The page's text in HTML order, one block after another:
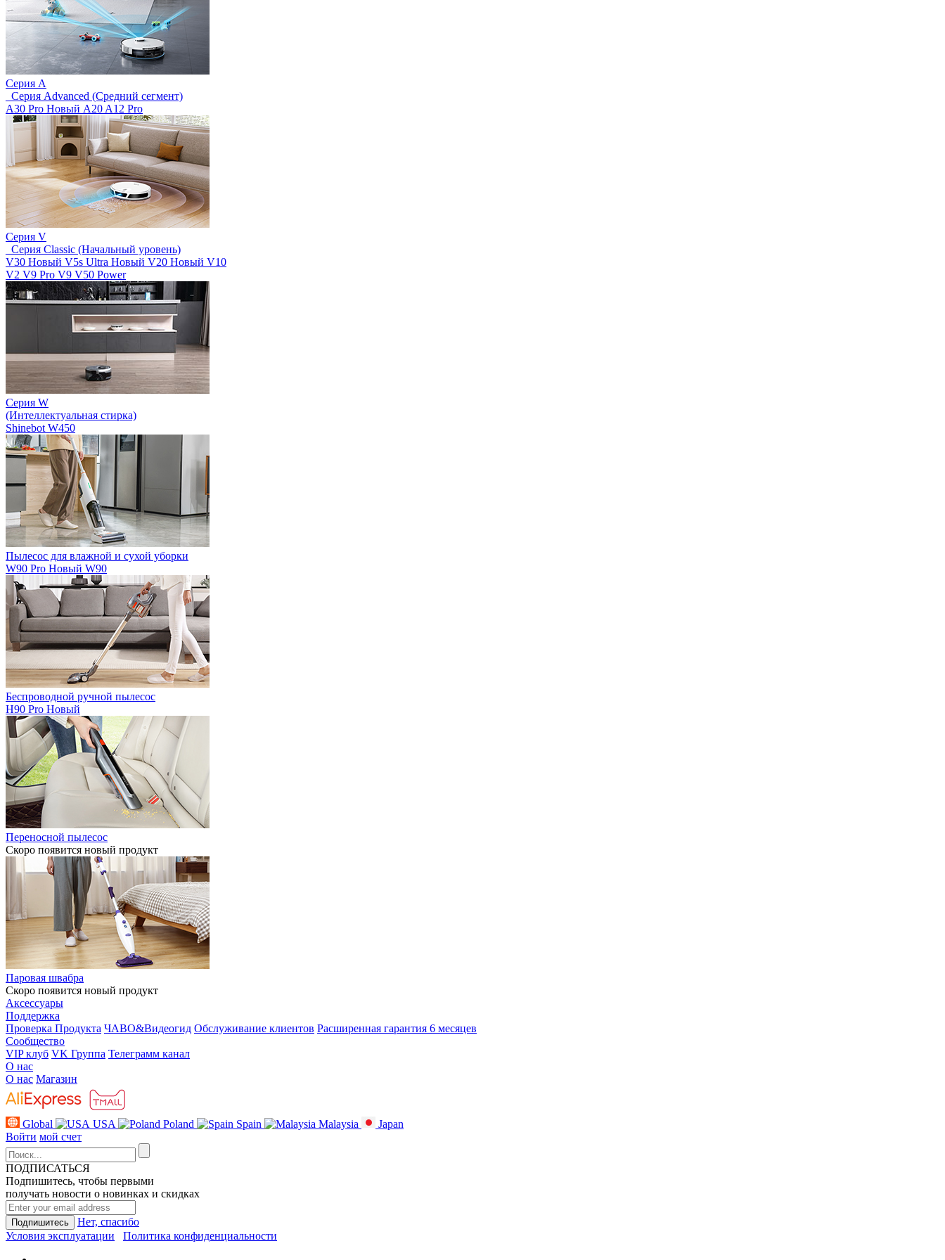
Серия A
_Серия Advanced (Средний сегмент)
A30 Pro Новый A20 A12 Pro
Серия V
_Серия Classic (Начальный уровень)
V30 Новый V5s Ultra Новый V20 Новый V10
V2 V9 Pro V9 V50 Power
Серия W
(Интеллектуальная стирка)
Shinebot W450
Пылесос для влажной и сухой уборки
W90 Pro Новый W90
Беспроводной ручной пылесос
H90 Pro Новый
Переносной пылесос
Скоро появится новый продукт
Паровая швабра
Скоро появится новый продукт
Аксессуары
Поддержка
Проверка Продукта ЧАВО&Видеогид Обслуживание клиентов Расширенная гарантия 6 месяцев
Сообщество
VIP клуб VK Группа Телеграмм канал
О нас
О нас Магазин
Global USA Poland Spain Malaysia
Japan
Войти мой счет
ПОДПИСАТЬСЯ
Подпишитесь, чтобы первыми
получать новости о новинках и скидках
Нет, спасибо
Условия эксплуатации
Политика конфиденциальности